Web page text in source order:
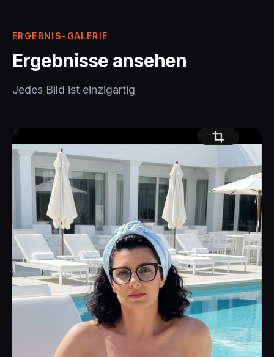
ERGEBNIS-GALERIE
Ergebnisse ansehen
Jedes Bild ist einzigartig